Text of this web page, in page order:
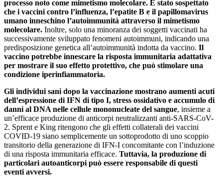
processo noto come mimetismo molecolare. È stato sospettato
che i vaccini contro l’influenza, l’epatite B e il papillomavirus
umano inneschino l’autoimmunità attraverso il mimetismo
molecolare. Inoltre, solo una minoranza dei soggetti vaccinati ha
successivamente sviluppato fenomeni autoimmuni, indicando una
predisposizione genetica all’autoimmunità indotta da vaccino. Il
vaccino potrebbe innescare la risposta immunitaria adattativa
per mostrare il suo effetto protettivo, che può stimolare una
condizione iperinfiammatoria.
Gli individui sani dopo la vaccinazione mostrano aumenti acuti
dell’espressione di IFN di tipo I, stress ossidativo e accumulo di
danni al DNA nelle cellule mononucleate del sangue, insieme a
un’efficace produzione di anticorpi neutralizzanti anti-SARS-CoV-
2. Sprent e King ritengono che gli effetti collaterali dei vaccini
COVID-19 siano semplicemente un sottoprodotto di uno scoppio
transitorio della generazione di IFN-I concomitante con l’induzione
di una risposta immunitaria efficace. Tuttavia, la produzione di
particolari autoanticorpi può essere responsabile di questi
eventi avversi.